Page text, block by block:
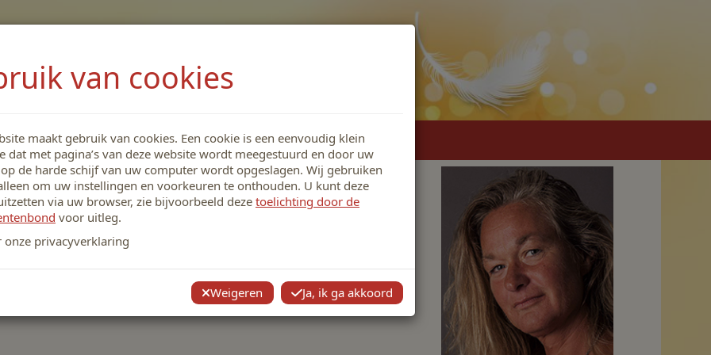
Over Michelle Contact
- de la Bije
in Londen op 7 augustus 1968. Ik ben de jongste van twee
niet tweetalig opgevoed maar wel met twee culturen. Dit heeft een grote
het altijd zoeken naar een balans tussen twee talen en twee landen en
van cookies
maakt gebruik van cookies. Een cookie is een eenvoudig klein
dat met pagina’s van deze website wordt meegestuurd en door uw
de harde schijf van uw computer wordt opgeslagen. Wij gebruiken
om uw instellingen en voorkeuren te onthouden. U kunt deze
via uw browser, zie bijvoorbeeld deze toelichting door de
voor uitleg.
onze privacyverklaring
Weigeren Ja, ik ga akkoord